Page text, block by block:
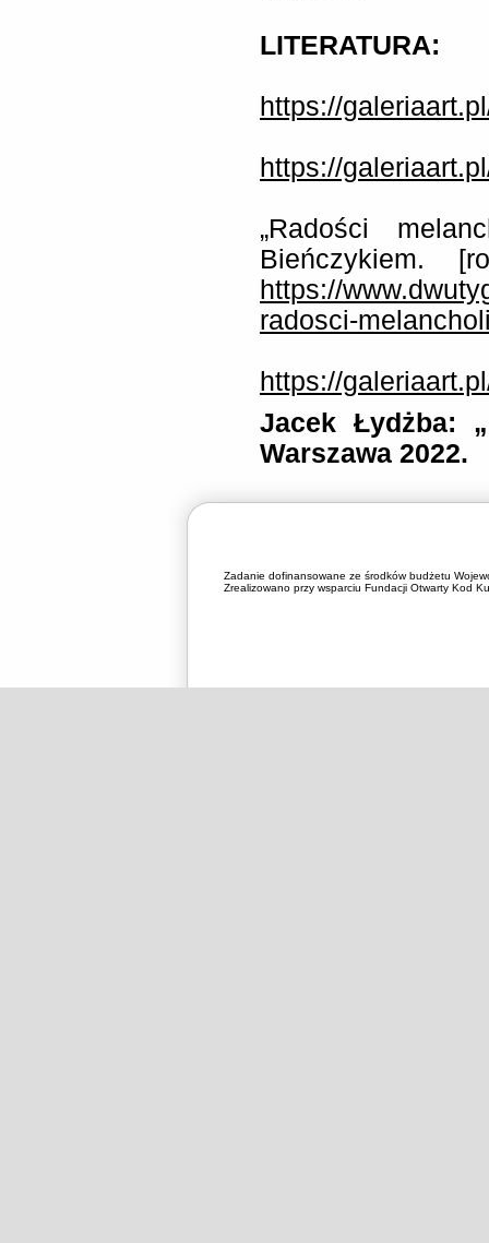
LITERATURA:
https://
https://
„Radości
Bieńczykiem.
https://
radosci-
https://
Jacek Łydżba:
Warszawa 2022.
Zadanie dofinansowane ze środków budżetu
Zrealizowano przy wsparciu Fundacji Otwarty Kod